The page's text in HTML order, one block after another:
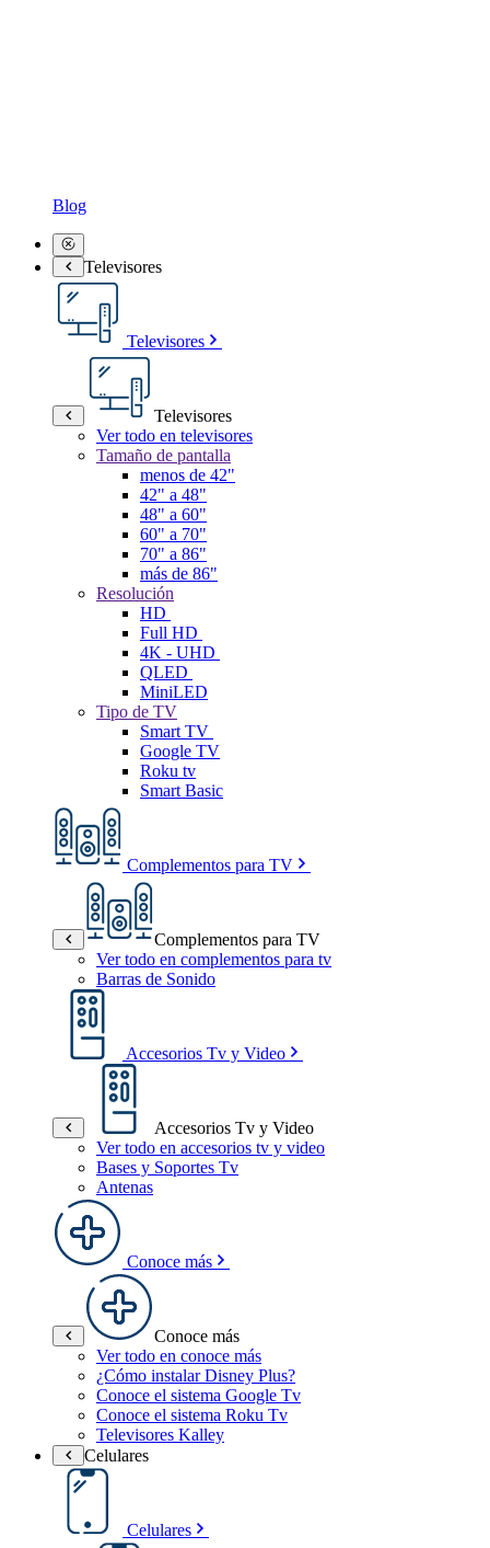
Blog
Televisores
Televisores
Televisores
Ver todo en televisores
Tamaño de pantalla
menos de 42"
42" a 48"
48" a 60"
60" a 70"
70" a 86"
más de 86"
Resolución
HD
Full HD
4K - UHD
QLED
MiniLED
Tipo de TV
Smart TV
Google TV
Roku tv
Smart Basic
Complementos para TV
Complementos para TV
Ver todo en complementos para tv
Barras de Sonido
Accesorios Tv y Video
Accesorios Tv y Video
Ver todo en accesorios tv y video
Bases y Soportes Tv
Antenas
Conoce más
Conoce más
Ver todo en conoce más
¿Cómo instalar Disney Plus?
Conoce el sistema Google Tv
Conoce el sistema Roku Tv
Televisores Kalley
Celulares
Celulares